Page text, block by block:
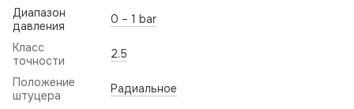
Диапазон
давления
0 – 1 bar
Класс
точности
2.5
Положение
штуцера
Радиальное